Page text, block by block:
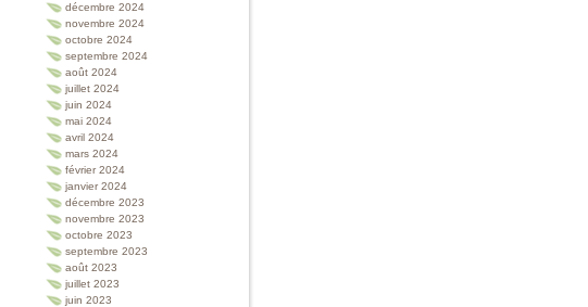
décembre 2024
novembre 2024
octobre 2024
septembre 2024
août 2024
juillet 2024
juin 2024
mai 2024
avril 2024
mars 2024
février 2024
janvier 2024
décembre 2023
novembre 2023
octobre 2023
septembre 2023
août 2023
juillet 2023
juin 2023